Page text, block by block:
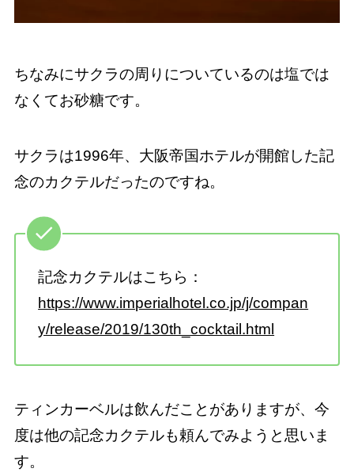
ちなみにサクラの周りについているのは塩では
なくてお砂糖です。
サクラは1996年、大阪帝国ホテルが開館した記
念のカクテルだったのですね。
記念カクテルはこちら：
https://www.imperialhotel.co.jp/j/compan
y/release/2019/130th_cocktail.html
ティンカーベルは飲んだことがありますが、今
度は他の記念カクテルも頼んでみようと思いま
す。